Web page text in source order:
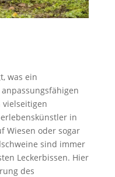
was ein
in
Wiesen oder sogar
sind immer
Leckerbissen. Hier
des